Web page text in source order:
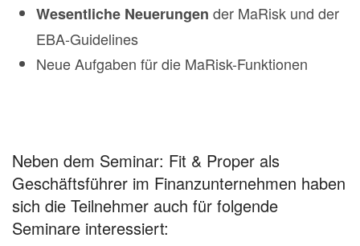
Wesentliche Neuerungen der MaRisk und der
EBA-Guidelines
Neue Aufgaben für die MaRisk-Funktionen
Neben dem Seminar: Fit & Proper als
Geschäftsführer im Finanzunternehmen haben
sich die Teilnehmer auch für folgende
Seminare interessiert: